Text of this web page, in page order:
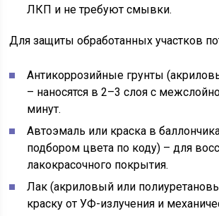
ЛКП и не требуют смывки.
Для защиты обработанных участков
Антикоррозийные грунты
– наносятся в 2–3 слоя с
минут.
Автоэмаль или краска в
подбором цвета по коду) – для
лакокрасочного покрытия.
Лак (акриловый или
краску от УФ-излучения и